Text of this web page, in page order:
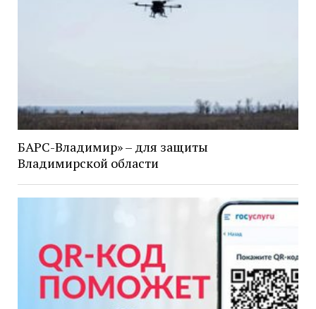
БАРС-Владимир» – для защиты
Владимирской области